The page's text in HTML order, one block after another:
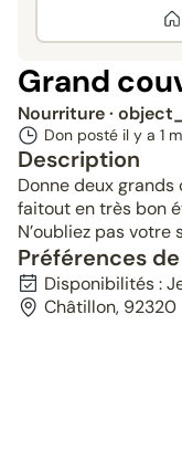
Grand
Nourriture·
Don posté il y a 1
Description
Donne deux
faitout en très bon
N’oubliez pas votre
Préférences
Disponibilités :
Châtillon, 92320